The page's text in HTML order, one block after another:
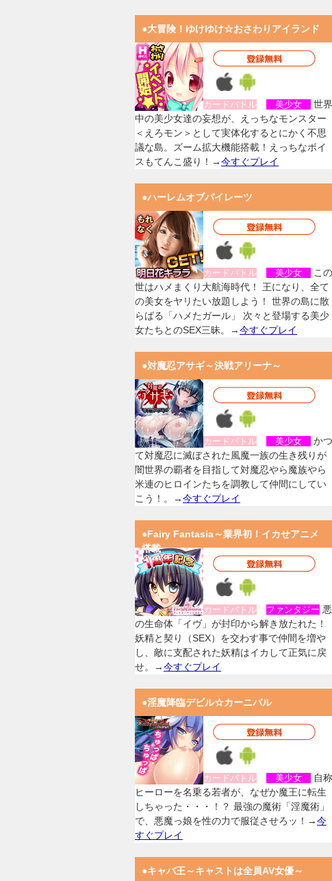
●大冒険！ゆけゆけ☆おさわりアイランド
カードバトル 美少女
世界
中の美少女達の妄想が、えっちなモンスター
＜えろモン＞として実体化するとにかく不思
議な島。ズーム拡大機能搭載！えっちなボイ
スもてんこ盛り！→今すぐプレイ
●ハーレムオブパイレーツ
カードバトル 美少女
この
世はハメまくり大航海時代！ 王になり、全て
の美女をヤリたい放題しよう！ 世界の島に散
らばる「ハメたガール」 次々と登場する美少
女たちとのSEX三昧。→今すぐプレイ
●対魔忍アサギ～決戦アリーナ～
カードバトル 美少女
かつ
て対魔忍に滅ぼされた風魔一族の生き残りが
闇世界の覇者を目指して対魔忍やら魔族やら
米連のヒロインたちを調教して仲間にしてい
こう！。→今すぐプレイ
●Fairy Fantasia～業界初！イカせアニメ
搭載
カードバトル ファンタジー 悪
の生命体「イヴ」が封印から解き放たれた！
妖精と契り（SEX）を交わす事で仲間を増や
し、敵に支配された妖精はイカして正気に戻
せ。→今すぐプレイ
●淫魔降臨デビル☆カーニバル
カードバトル 美少女
自称
ヒーローを名乗る若者が、なぜか魔王に転生
しちゃった・・・！？ 最強の魔術「淫魔術」
で、悪魔っ娘を性の力で服従させろッ！→今
すぐプレイ
●キャバ王～キャストは全員AV女優～